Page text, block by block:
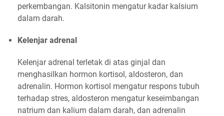
perkembangan. Kalsitonin mengatur kadar kalsium
dalam darah.
Kelenjar adrenal
Kelenjar adrenal terletak di atas ginjal dan
menghasilkan hormon kortisol, aldosteron, dan
adrenalin. Hormon kortisol mengatur respons tubuh
terhadap stres, aldosteron mengatur keseimbangan
natrium dan kalium dalam darah, dan adrenalin